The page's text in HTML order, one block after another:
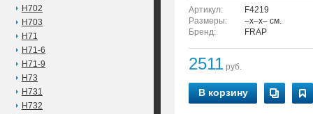
H702
H703
H71
H71-6
H71-9
H73
H731
H732
Артикул:
F4219
Размеры:
–x–x– см.
Бренд:
FRAP
2511 руб.
В корзину